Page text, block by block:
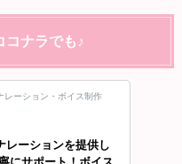
コナラでも♪